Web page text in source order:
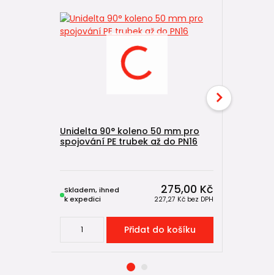
Unidelta 90° koleno 50 mm pro
spojování PE trubek až do PN16
275,00 Kč
227,27 Kč bez DPH
Skladem, ihned
k expedici
Přidat do košíku